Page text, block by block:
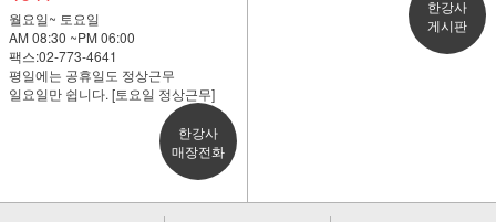
월요일~ 토요일
AM 08:30 ~PM 06:00
팩스:02-773-4641
평일에는 공휴일도 정상근무
일요일만 쉽니다. [토요일 정상근무]
한강사
매장전화
한강사
게시판